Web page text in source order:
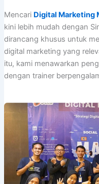
Mencari Digital Marketing
kini lebih mudah dengan
dirancang khusus untuk
digital marketing yang
itu, kami menawarkan
dengan trainer